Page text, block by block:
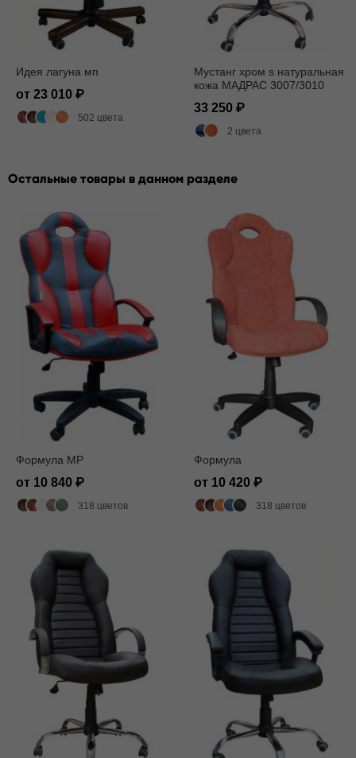
Идея лагуна мп
от 23 010
502 цвета
Мустанг хром s натуральная
кожа МАДРАС 3007/3010
33 250
2 цвета
Остальные товары в данном разделе
Формула MP
от 10 840
318 цветов
Формула
от 10 420
318 цветов